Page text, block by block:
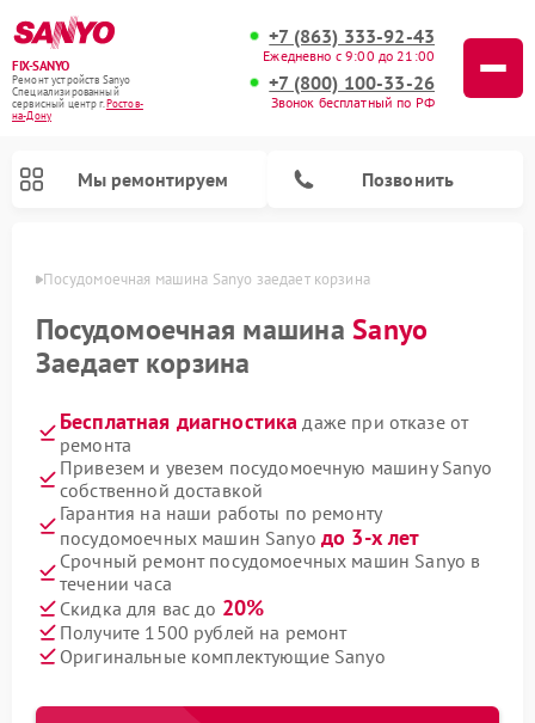
FIX-SANYO
Ремонт устройств Sanyo
Специализированный
cервисный центр г.Ростов-
на-Дону
+7 (863) 333-92-43
Ежедневно с 9:00 до 21:00
+7 (800) 100-33-26
Звонок бесплатный по РФ
Мы ремонтируем Позвонить
Посудомоечная машина Sanyo заедает корзина
Посудомоечная машинаSanyo
Заедает корзина
Бесплатная диагностика даже при отказе от
ремонта
Привезем и увезем посудомоечную машину Sanyo
собственной доставкой
Гарантия на наши работы по ремонту
посудомоечных машин Sanyo до 3-х лет
Срочный ремонт посудомоечных машин Sanyo в
течении часа
Скидка для вас до 20%
Получите 1500 рублей на ремонт
Оригинальные комплектующие Sanyo